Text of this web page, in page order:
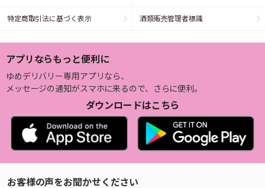
特定商取引法に基づく表示 酒類販売管理者標識
アプリならもっと便利に
ゆめデリバリー専用アプリなら、
メッセージの通知がスマホに来るので、さらに便利。
ダウンロードはこちら
お客様の声をお聞かせください